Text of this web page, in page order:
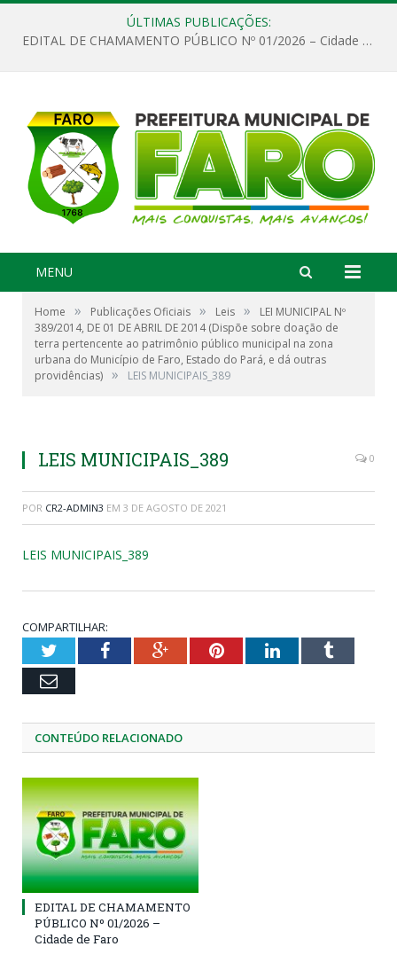
ÚLTIMAS PUBLICAÇÕES:
EDITAL DE CHAMAMENTO PÚBLICO Nº 01/2026 – Cidade de Faro
MENU
Home » Publicações Oficiais » Leis »
LEI MUNICIPAL Nº
389/2014, DE 01 DE ABRIL DE 2014 (Dispõe sobre doação de
terra pertencente ao patrimônio público municipal na zona
urbana do Município de Faro, Estado do Pará, e dá outras
providências) » LEIS MUNICIPAIS_389
LEIS MUNICIPAIS_389 0
POR CR2-ADMIN3 EM 3 DE AGOSTO DE 2021
LEIS MUNICIPAIS_389
COMPARTILHAR:
TwitterFacebookGoogle+PinterestLinkedInTumblr
Email
CONTEÚDO RELACIONADO
EDITAL DE CHAMAMENTO
PÚBLICO Nº 01/2026 –
Cidade de Faro